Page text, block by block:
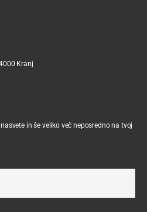
Kranj
in še veliko več neposredno na tvoj